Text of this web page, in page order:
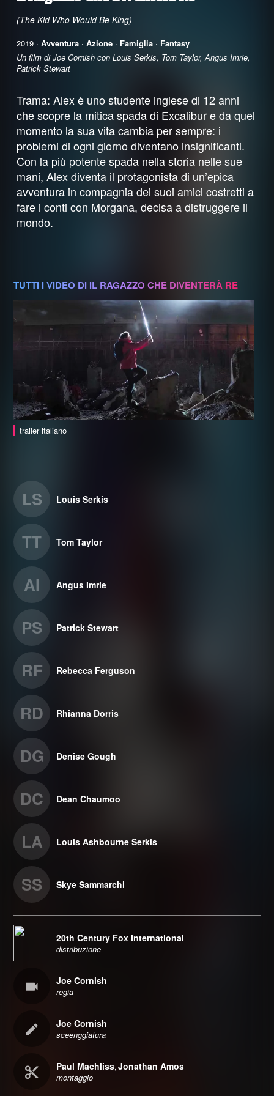
(The Kid Who Would Be King)
2019 · Avventura· Azione· Famiglia· Fantasy
Un film di Joe Cornish con Louis Serkis, Tom Taylor, Angus Imrie,
Patrick Stewart
Trama: Alex è uno studente inglese di 12 anni
che scopre la mitica spada di Excalibur e da quel
momento la sua vita cambia per sempre: i
problemi di ogni giorno diventano insignificanti.
Con la più potente spada nella storia nelle sue
mani, Alex diventa il protagonista di un’epica
avventura in compagnia dei suoi amici costretti a
fare i conti con Morgana, decisa a distruggere il
mondo.
TUTTI I VIDEO DI IL RAGAZZO CHE DIVENTERÀ RE
trailer italiano
LS Louis Serkis
TT Tom Taylor
AI Angus Imrie
PS Patrick Stewart
RF Rebecca Ferguson
RD Rhianna Dorris
DG Denise Gough
DC Dean Chaumoo
LA Louis Ashbourne Serkis
SS Skye Sammarchi
20th Century Fox International
distribuzione
Joe Cornish
regia
Joe Cornish
sceenggiatura
Paul Machliss,Jonathan Amos
montaggio